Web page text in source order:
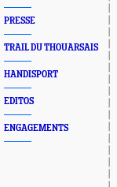
PRESSE
TRAIL DU THOUARSAIS
HANDISPORT
EDITOS
ENGAGEMENTS